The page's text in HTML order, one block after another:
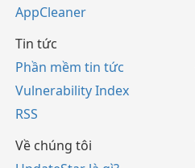
AppCleaner
Tin tức
Phần mềm tin tức
Vulnerability Index
RSS
Về chúng tôi